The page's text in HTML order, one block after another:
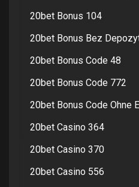
20bet Bonus 104
20bet Bonus Bez
20bet Bonus Code 48
20bet Bonus Code 772
20bet Bonus Code Ohne
20bet Casino 364
20bet Casino 370
20bet Casino 556